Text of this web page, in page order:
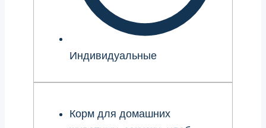
Индивидуальные
Корм для домашних